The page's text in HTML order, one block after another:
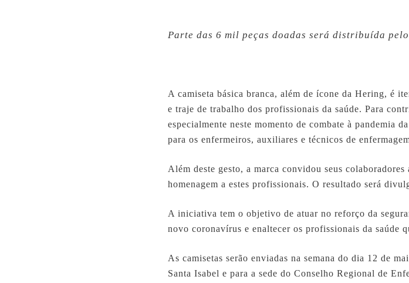
Parte das 6 mil peças doadas será distribuída
A camiseta básica branca, além de ícone da Hering, é
e traje de trabalho dos profissionais da saúde. Para
especialmente neste momento de combate à pandemia
para os enfermeiros, auxiliares e técnicos de
Além deste gesto, a marca convidou seus colaboradores
homenagem a estes profissionais. O resultado será
A iniciativa tem o objetivo de atuar no reforço da
novo coronavírus e enaltecer os profissionais da saúde
As camisetas serão enviadas na semana do dia 12 de
Santa Isabel e para a sede do Conselho Regional de